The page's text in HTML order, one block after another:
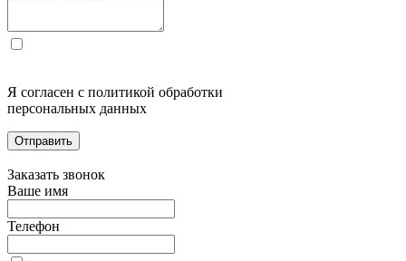
Я согласен с политикой обработки
персональных данных
Отправить
Заказать звонок
Ваше имя
Телефон